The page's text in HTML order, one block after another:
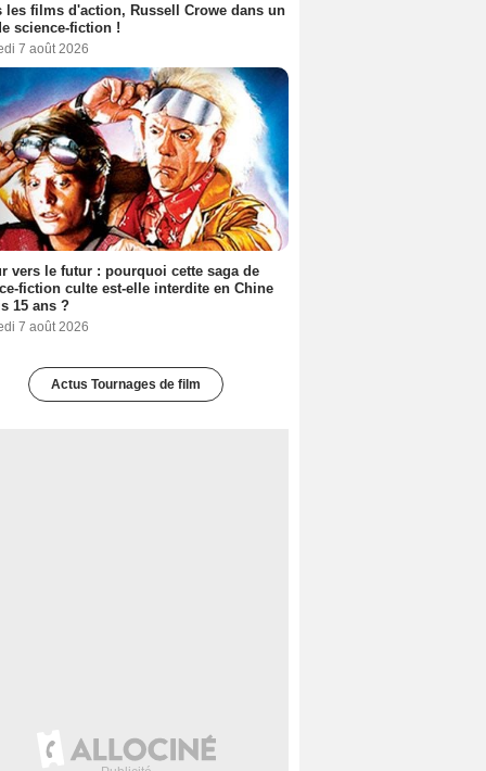
les films d'action, Russell Crowe dans un
science-fiction !
7 août 2026
vers le futur : pourquoi cette saga de
fiction culte est-elle interdite en Chine
15 ans ?
7 août 2026
Actus Tournages de film